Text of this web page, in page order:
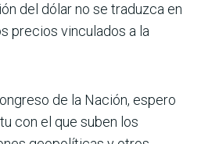
del dólar no se traduzca en
precios vinculados a la
de la Nación, espero
con el que suben los